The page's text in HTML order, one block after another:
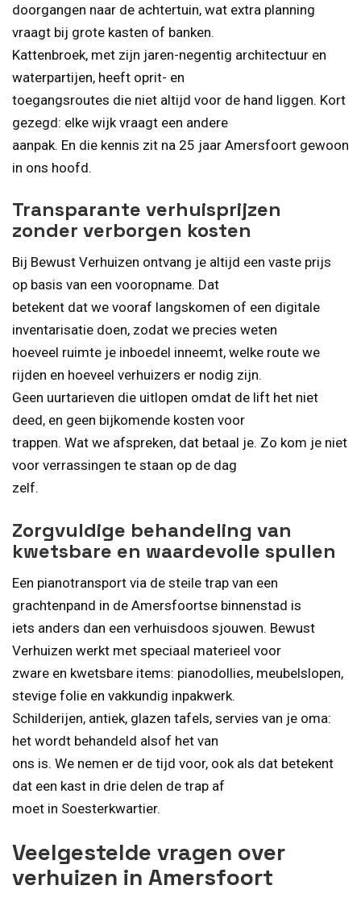
doorgangen naar de achtertuin, wat extra planning
vraagt bij grote kasten of banken.
Kattenbroek, met zijn jaren-negentig architectuur en
waterpartijen, heeft oprit- en
toegangsroutes die niet altijd voor de hand liggen. Kort
gezegd: elke wijk vraagt een andere
aanpak. En die kennis zit na 25 jaar Amersfoort gewoon
in ons hoofd.
Transparante verhuisprijzen
zonder verborgen kosten
Bij Bewust Verhuizen ontvang je altijd een vaste prijs
op basis van een vooropname. Dat
betekent dat we vooraf langskomen of een digitale
inventarisatie doen, zodat we precies weten
hoeveel ruimte je inboedel inneemt, welke route we
rijden en hoeveel verhuizers er nodig zijn.
Geen uurtarieven die uitlopen omdat de lift het niet
deed, en geen bijkomende kosten voor
trappen. Wat we afspreken, dat betaal je. Zo kom je niet
voor verrassingen te staan op de dag
zelf.
Zorgvuldige behandeling van
kwetsbare en waardevolle spullen
Een pianotransport via de steile trap van een
grachtenpand in de Amersfoortse binnenstad is
iets anders dan een verhuisdoos sjouwen. Bewust
Verhuizen werkt met speciaal materieel voor
zware en kwetsbare items: pianodollies, meubelslopen,
stevige folie en vakkundig inpakwerk.
Schilderijen, antiek, glazen tafels, servies van je oma:
het wordt behandeld alsof het van
ons is. We nemen er de tijd voor, ook als dat betekent
dat een kast in drie delen de trap af
moet in Soesterkwartier.
Veelgestelde vragen over
verhuizen in Amersfoort